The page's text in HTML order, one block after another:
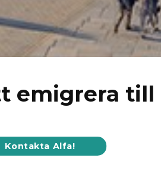
emigrera till
Kontakta Alfa!